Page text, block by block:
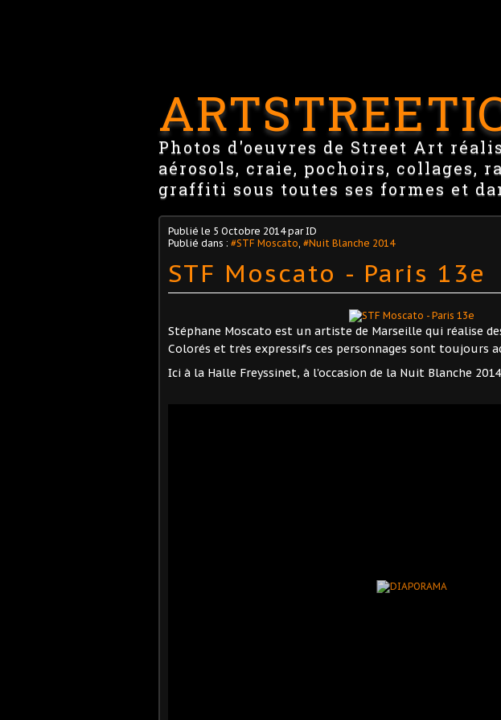
Photos d'oeuvres de Street Art
aérosols, craie, pochoirs, collages,
graffiti sous toutes ses formes et
Publié le 5 Octobre 2014par ID
Publié dans : #STF Moscato, #Nuit Blanche 2014
STF Moscato - Paris 13e
Stéphane Moscato est un artiste de Marseille qui réalise
Colorés et très expressifs ces personnages sont toujours
Ici à la Halle Freyssinet, à l'occasion de la Nuit Blanche